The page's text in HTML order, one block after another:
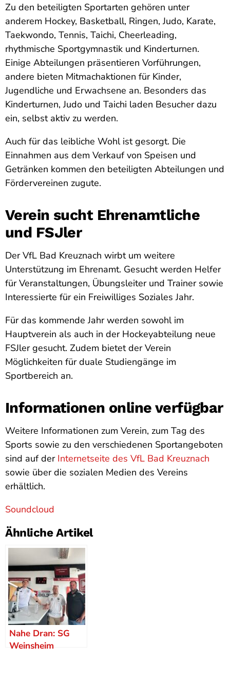
Zu den beteiligten Sportarten gehören unter
anderem Hockey, Basketball, Ringen, Judo, Karate,
Taekwondo, Tennis, Taichi, Cheerleading,
rhythmische Sportgymnastik und Kinderturnen.
Einige Abteilungen präsentieren Vorführungen,
andere bieten Mitmachaktionen für Kinder,
Jugendliche und Erwachsene an. Besonders das
Kinderturnen, Judo und Taichi laden Besucher dazu
ein, selbst aktiv zu werden.
Auch für das leibliche Wohl ist gesorgt. Die
Einnahmen aus dem Verkauf von Speisen und
Getränken kommen den beteiligten Abteilungen und
Fördervereinen zugute.
Verein sucht Ehrenamtliche
und FSJler
Der VfL Bad Kreuznach wirbt um weitere
Unterstützung im Ehrenamt. Gesucht werden Helfer
für Veranstaltungen, Übungsleiter und Trainer sowie
Interessierte für ein Freiwilliges Soziales Jahr.
Für das kommende Jahr werden sowohl im
Hauptverein als auch in der Hockeyabteilung neue
FSJler gesucht. Zudem bietet der Verein
Möglichkeiten für duale Studiengänge im
Sportbereich an.
Informationen online verfügbar
Weitere Informationen zum Verein, zum Tag des
Sports sowie zu den verschiedenen Sportangeboten
sind auf der Internetseite des VfL Bad Kreuznach
sowie über die sozialen Medien des Vereins
erhältlich.
Soundcloud
Ähnliche Artikel
Nahe Dran: SG
Weinsheim